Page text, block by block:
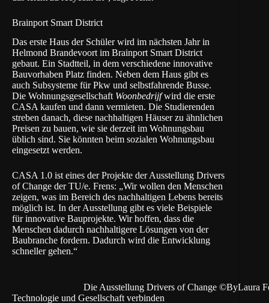
Brainport Smart District
Das erste Haus der Schüler wird im nächsten Jahr in
Helmond Brandevoort im Brainport Smart District
gebaut. Ein Stadtteil, in dem verschiedene innovative
Bauvorhaben Platz finden. Neben dem Haus gibt es
auch Subsysteme für Pkw und selbstfahrende Busse.
Die Wohnungsgesellschaft Woonbedrijfwird die erste
CASA kaufen und dann vermieten. Die Studierenden
streben danach, diese nachhaltigen Häuser zu ähnlichen
Preisen zu bauen, wie sie derzeit im Wohnungsbau
üblich sind. Sie könnten beim sozialen Wohnungsbau
eingesetzt werden.
CASA 1.0 ist eines der Projekte der Ausstellung Drivers
of Change der TU/e. Frens: „Wir wollen den Menschen
zeigen, was im Bereich des nachhaltigen Lebens bereits
möglich ist. In der Ausstellung gibt es viele Beispiele
für innovative Bauprojekte. Wir hoffen, dass die
Menschen dadurch nachhaltigere Lösungen von der
Baubranche fordern. Dadurch wird die Entwicklung
schneller gehen.“
Die Ausstellung Drivers of Change ©ByLaura
Technologie und Gesellschaft verbinden